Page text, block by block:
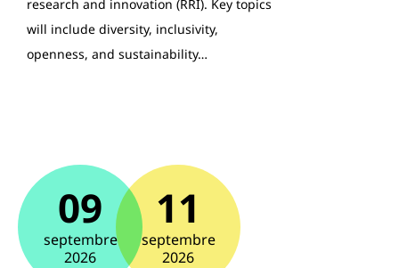
research and innovation (RRI). Key topics
will include diversity, inclusivity,
openness, and sustainability…
09
septembre
2026
11
septembre
2026